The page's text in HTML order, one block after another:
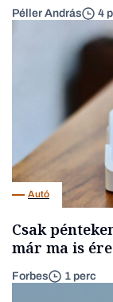
Péller András 4
Autó
Csak
már ma is
Forbes 1 perc